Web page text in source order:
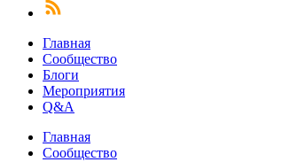
Главная
Сообщество
Блоги
Мероприятия
Q&A
Главная
Сообщество